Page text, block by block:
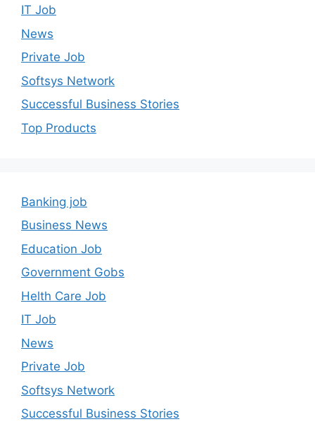
IT Job
News
Private Job
Softsys Network
Successful Business Stories
Top Products
Banking job
Business News
Education Job
Government Gobs
Helth Care Job
IT Job
News
Private Job
Softsys Network
Successful Business Stories